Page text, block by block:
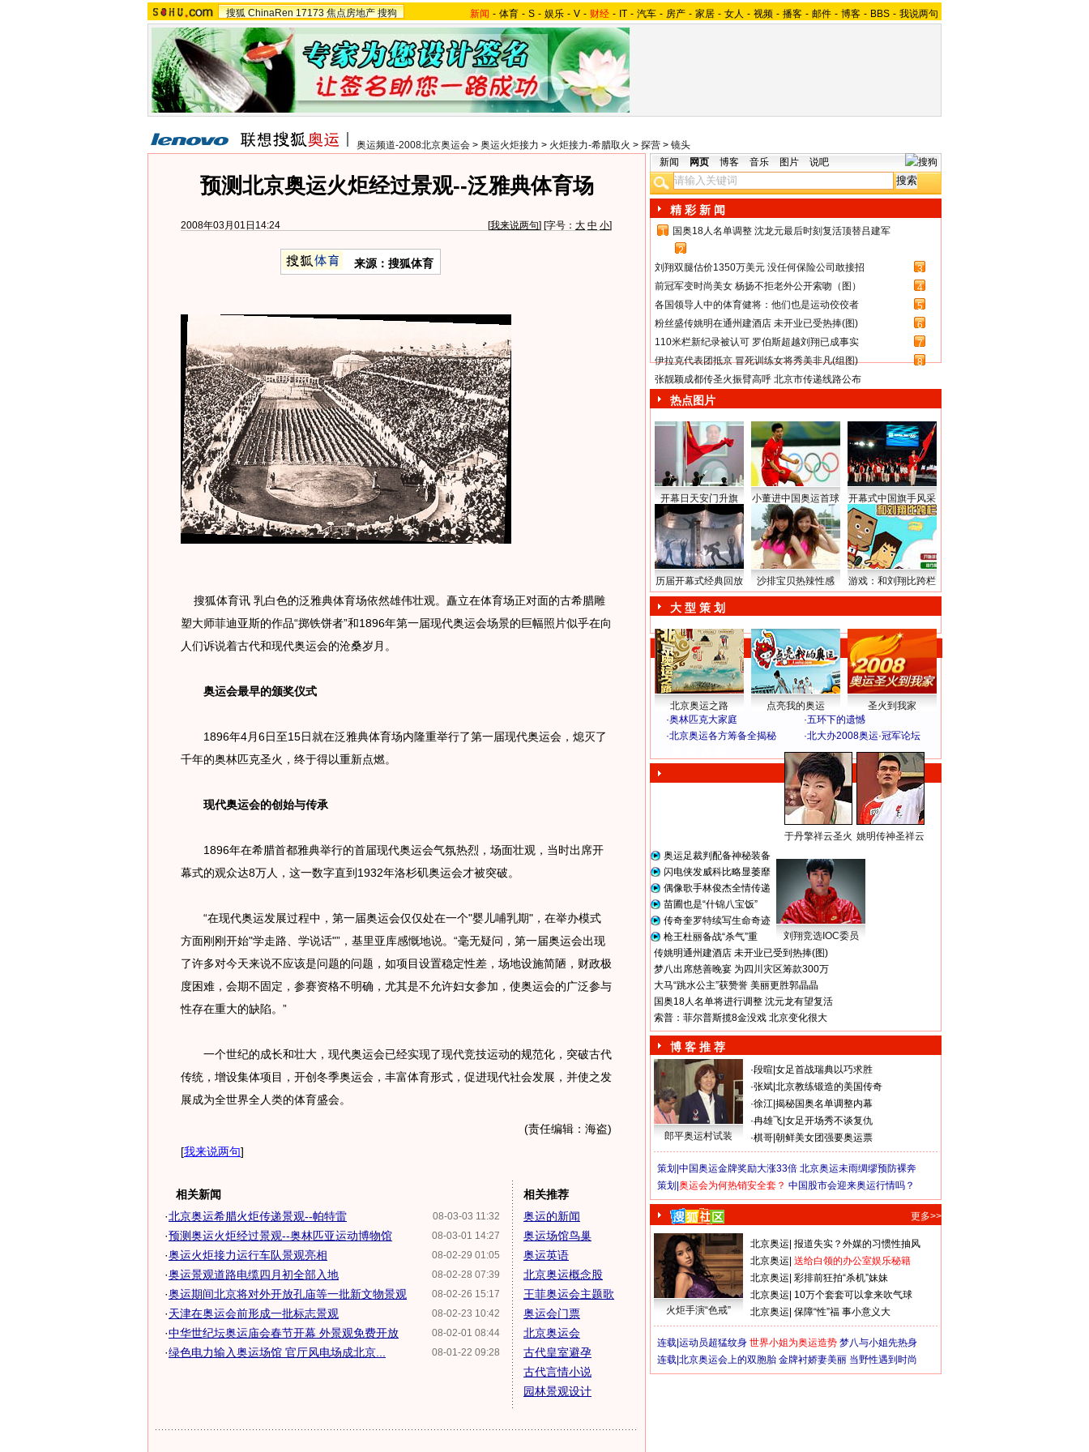
搜狐 ChinaRen 17173 焦点房地产 搜狗 新闻 - 体育 - S - 娱乐 - V - 财经 - IT - 汽车 - 房产 - 家居 - 女人 - 视频 - 播客 - 邮件 - 博客 - BBS - 我说两句
奥运频道-2008北京奥运会 > 奥运火炬接力 > 火炬接力-希腊取火 > 探营 > 镜头
预测北京奥运火炬经过景观--泛雅典体育场
2008年03月01日14:24 [我来说两句] [字号： 大 中 小]
来源：搜狐体育
搜狐体育讯 乳白色的泛雅典体育场依然雄伟壮观。矗立在体育场正对面的古希腊雕
塑大师菲迪亚斯的作品“掷铁饼者”和1896年第一届现代奥运会场景的巨幅照片似乎在向
人们诉说着古代和现代奥运会的沧桑岁月。
奥运会最早的颁奖仪式
1896年4月6日至15日就在泛雅典体育场内隆重举行了第一届现代奥运会，熄灭了
千年的奥林匹克圣火，终于得以重新点燃。
现代奥运会的创始与传承
1896年在希腊首都雅典举行的首届现代奥运会气氛热烈，场面壮观，当时出席开
幕式的观众达8万人，这一数字直到1932年洛杉矶奥运会才被突破。
“在现代奥运发展过程中，第一届奥运会仅仅处在一个"婴儿哺乳期"，在举办模式
方面刚刚开始"学走路、学说话"”，基里亚库感慨地说。“毫无疑问，第一届奥运会出现
了许多对今天来说不应该是问题的问题，如项目设置稳定性差，场地设施简陋，财政极
度困难，会期不固定，参赛资格不明确，尤其是不允许妇女参加，使奥运会的广泛参与
性存在重大的缺陷。”
一个世纪的成长和壮大，现代奥运会已经实现了现代竞技运动的规范化，突破古代
传统，增设集体项目，开创冬季奥运会，丰富体育形式，促进现代社会发展，并使之发
展成为全世界全人类的体育盛会。
(责任编辑：海盗)
[我来说两句]
相关新闻
08-03-03 11:32
·北京奥运希腊火炬传递景观--帕特雷
08-03-01 14:27
·预测奥运火炬经过景观--奥林匹亚运动博物馆
08-02-29 01:05
·奥运火炬接力运行车队景观亮相
08-02-28 07:39
·奥运景观道路电缆四月初全部入地
08-02-26 15:17
·奥运期间北京将对外开放孔庙等一批新文物景观
08-02-23 10:42
·天津在奥运会前形成一批标志景观
08-02-01 08:44
·中华世纪坛奥运庙会春节开幕 外景观免费开放
08-01-22 09:28
·绿色电力输入奥运场馆 官厅风电场成北京...
相关推荐
奥运的新闻
奥运场馆鸟巢
奥运英语
北京奥运概念股
王菲奥运会主题歌
奥运会门票
北京奥运会
古代皇室避孕
古代言情小说
园林景观设计
新闻 网页 博客 音乐 图片 说吧
精 彩 新 闻
1
国奥18人名单调整 沈龙元最后时刻复活顶替吕建军
2
刘翔双腿估价1350万美元 没任何保险公司敢接招
3
前冠军变时尚美女 杨扬不拒老外公开索吻（图）
4
各国领导人中的体育健将：他们也是运动佼佼者
5
粉丝盛传姚明在通州建酒店 未开业已受热捧(图)
6
110米栏新纪录被认可 罗伯斯超越刘翔已成事实
7
伊拉克代表团抵京 冒死训练女将秀美非凡(组图)
8
张靓颖成都传圣火振臂高呼 北京市传递线路公布
热点图片
开幕日天安门升旗 小董进中国奥运首球 开幕式中国旗手风采
历届开幕式经典回放 沙排宝贝热辣性感 游戏：和刘翔比跨栏
大 型 策 划
北京奥运之路 点亮我的奥运
圣火到我家
·奥林匹克大家庭 ·五环下的遗憾
·北京奥运各方筹备全揭秘 ·北大办2008奥运·冠军论坛
于丹擎祥云圣火 姚明传神圣祥云
奥运足裁判配备神秘装备
闪电侠发威科比略显萎靡
偶像歌手林俊杰全情传递
苗圃也是“什锦八宝饭”
传奇奎罗特续写生命奇迹
枪王杜丽备战“杀气”重
刘翔竞选IOC委员
传姚明通州建酒店 未开业已受到热捧(图)
梦八出席慈善晚宴 为四川灾区筹款300万
大马“跳水公主”获赞誉 美丽更胜郭晶晶
国奥18人名单将进行调整 沈元龙有望复活
索普：菲尔普斯揽8金没戏 北京变化很大
博 客 推 荐
郎平奥运村试装
·段暄 女足首战瑞典以巧求胜
·张斌 北京教练锻造的美国传奇
·徐江 揭秘国奥名单调整内幕
·冉雄飞 女足开场秀不谈复仇
·棋哥 朝鲜美女团强要奥运票
策划| 中国奥运金牌奖励大涨33倍 北京奥运未雨绸缪预防裸奔
策划| 奥运会为何热销安全套？ 中国股市会迎来奥运行情吗？
更多>>
火炬手演“色戒”
北京奥运 报道失实？外媒的习惯性抽风
北京奥运 送给白领的办公室娱乐秘籍
北京奥运 彩排前狂拍“杀机”妹妹
北京奥运 10万个套套可以拿来吹气球
北京奥运 保障“性”福 事小意义大
连载| 运动员超猛纹身 世界小姐为奥运造势 梦八与小姐先热身
连载| 北京奥运会上的双胞胎 金牌衬娇妻美丽 当野性遇到时尚